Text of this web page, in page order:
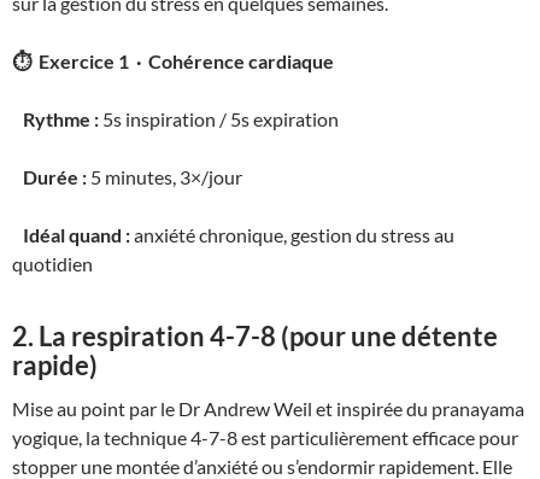
⏱ Exercice 1 · Cohérence cardiaque
Rythme : 5s inspiration / 5s expiration
Durée : 5 minutes, 3×/jour
Idéal quand :anxiété chronique, gestion du stress au
quotidien
2. La respiration 4-7-8 (pour une détente
rapide)
Mise au point par le Dr Andrew Weil et inspirée du pranayama
yogique, la technique 4-7-8 est particulièrement efficace pour
stopper une montée d’anxiété ou s’endormir rapidement. Elle